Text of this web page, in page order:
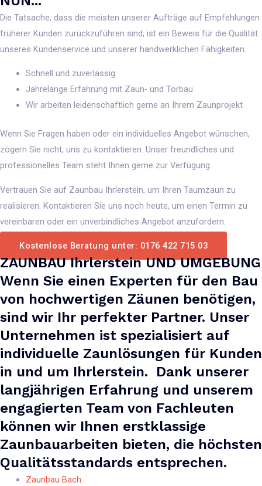
Die Tatsache, dass die meisten unserer Aufträge auf Empfehlungen
früherer Kunden zurückzuführen sind, ist ein Beweis für die Qualität
unseres Kundenservice und unserer handwerklichen Fähigkeiten.
Schnell und zuverlässig
Jahrelange Erfahrung mit Zaun- und Torbau
Wir arbeiten leidenschaftlich gerne an Ihrem Zaunprojekt
Wenn Sie Fragen haben oder ein individuelles Angebot wünschen,
zögern Sie nicht, uns zu kontaktieren. Unser freundliches und
professionelles Team steht Ihnen gerne zur Verfügung.
Vertrauen Sie auf Zaunbau Ihrlerstein, um Ihren Taumzaun zu
realisieren. Kontaktieren Sie uns noch heute, um einen Termin zu
vereinbaren oder ein unverbindliches Angebot anzufordern.
Kostenlose Beratung unter: 0176 422 715 03
ZAUNBAU Ihrlerstein UND UMGEBUNG
Wenn Sie einen Experten für den Bau
von hochwertigen Zäunen benötigen,
sind wir Ihr perfekter Partner. Unser
Unternehmen ist spezialisiert auf
individuelle Zaunlösungen für Kunden
in und um Ihrlerstein. Dank unserer
langjährigen Erfahrung und unserem
engagierten Team von Fachleuten
können wir Ihnen erstklassige
Zaunbauarbeiten bieten, die höchsten
Qualitätsstandards entsprechen.
Zaunbau Bach